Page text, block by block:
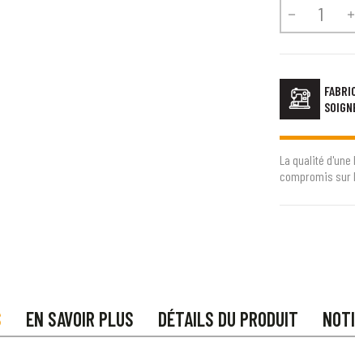
 
La qualité
compromis sur
EN SAVOIR PLUS DÉTAILS DU PRODUIT